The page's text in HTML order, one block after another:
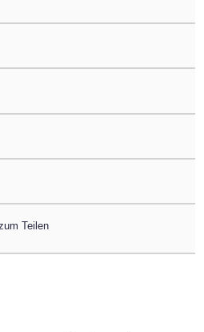
Teilen